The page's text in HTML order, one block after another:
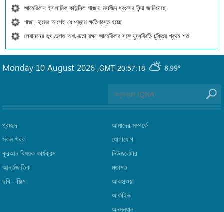
আমেরিকান ইসলামিক কাউন্সিল গাজায় মসজিদ ধ্বংসের নিন্দা জানিয়েছে
গাজা: জন্মের আগেই যে প্রজন্ম ক্ষতিগ্রস্ত হচ্ছে
লেবাননের ভূখণ্ডগত অখণ্ডতা রক্ষা আমেরিকার সঙ্গে যুদ্ধবিরতি চুক্তির প্রথম শর্ত
GMT-20:57:18 8.99°
Monday 10 August 2026 ,
প্রচ্ছদ
সকল খবর
কুরআন বিষয়ক কার্যক্রম
আর্ন্তজাতিক
ছবি‎ - ফিল্ম
আমাদের সম্পর্কে
যোগাযোগ
নিউজলেটার
মতামত
আবহাওয়া
আর্কাইভ
অনুসন্ধান